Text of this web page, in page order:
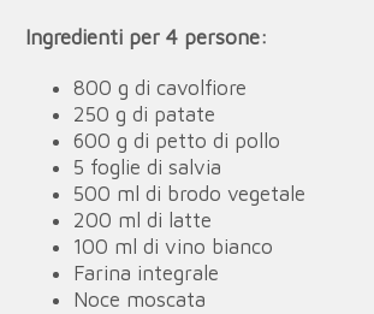
Ingredienti per 4 persone:
800 g di cavolfiore
250 g di patate
600 g di petto di pollo
5 foglie di salvia
500 ml di brodo vegetale
200 ml di latte
100 ml di vino bianco
Farina integrale
Noce moscata